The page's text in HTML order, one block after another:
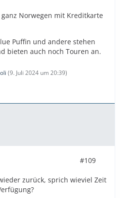
Norwegen mit Kreditkarte
Puffin und andere stehen
bieten auch noch Touren an.
(9. Juli 2024 um 20:39)
#109
zurück, sprich wieviel Zeit